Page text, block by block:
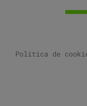
Política de